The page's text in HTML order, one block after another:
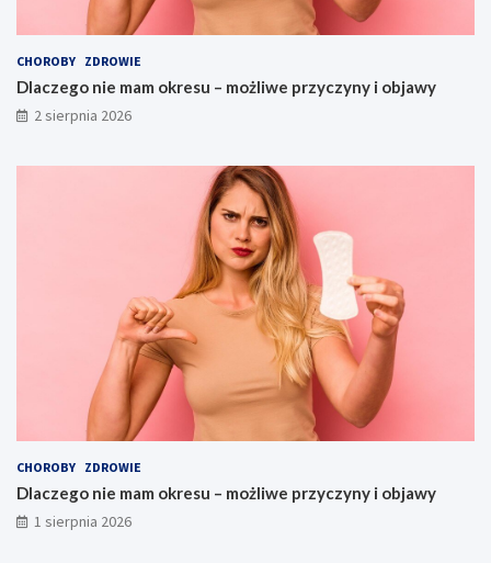
CHOROBY ZDROWIE
Dlaczego nie mam okresu – możliwe przyczyny i objawy
2 sierpnia 2026
CHOROBY ZDROWIE
Dlaczego nie mam okresu – możliwe przyczyny i objawy
1 sierpnia 2026